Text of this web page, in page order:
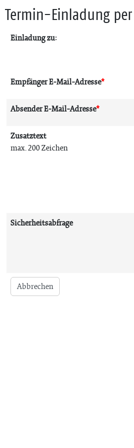
Termin-Einladung
Einladung zu:
Empfänger E-Mail-Adresse*
Absender E-Mail-Adresse*
Zusatztext
max. 200 Zeichen
Sicherheitsabfrage
Abbrechen